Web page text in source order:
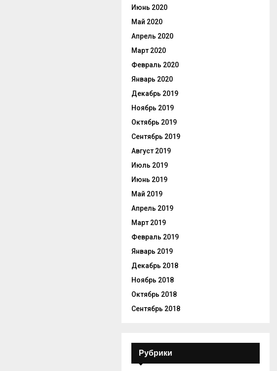
Июнь 2020
Май 2020
Апрель 2020
Март 2020
Февраль 2020
Январь 2020
Декабрь 2019
Ноябрь 2019
Октябрь 2019
Сентябрь 2019
Август 2019
Июль 2019
Июнь 2019
Май 2019
Апрель 2019
Март 2019
Февраль 2019
Январь 2019
Декабрь 2018
Ноябрь 2018
Октябрь 2018
Сентябрь 2018
Рубрики